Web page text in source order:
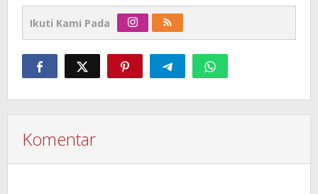
Ikuti Kami Pada
Komentar